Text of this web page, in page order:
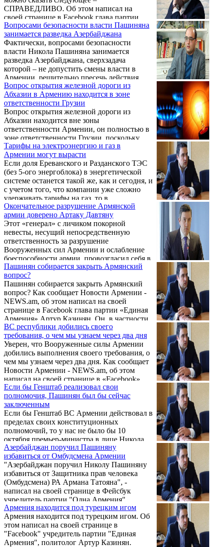
СПРАВЕДЛИВО. Об этом написал на
своей странице в Facebook глава партии
«Единая Армения», юрист Артур Казинян.
Вопросами безопасности власти Пашиняна
занимается разведка Азербайджана
Фактически, вопросами безопасности
власти Никола Пашиняна занимается
разведка Азербайджана, сверхзадача
которой – не допустить смены власти в
Армении, решительно пресечь действия
"реваншистов". Как сообщает Panorama.am,
об этом на своей странице в Facebook
написал экс-депутат парламента Армении,
председатель партии «Одна Армения»
Артур Казинян.
Вопрос открытия железной дороги из
Абхазии в Армению находится в зоне
ответственности Грузии
Вопрос открытия железной дороги из
Абхазии находится вне зоны
ответственности Армении, он полностью в
зоне ответственности Грузии, поскольку
граница с Абхазией в одностороннем
порядке была закрыта решением властей
этой страны. Об этом в беседе с
корреспондентом Новости Армении -
NEWS.am заявил член политического
совета партии "Одна Армения", доктор
политических наук, эксперт по
энергетической безопасности Ваге Давтян.
Тарифы на электроэнергию и газ в
Армении могут вырасти
Если доля Ереванского и Разданского ТЭС
(без 5-ого энергоблока) в энергетической
системе останется такой же, как и сегодня, и
с учетом того, что компании уже сложно
удерживать тарифы на газ, то в
краткосрочной перспективе (в течение года)
можно ожидать повышения тарифов на
электроэнергию в районе 10%. Об этом в
беседе с корреспондентом Новости
Армении-NEWS.am заявил член
политического совета партии "Одна
Армения", доктор политических наук,
эксперт по энергетической безопасности
Ваге Давтян.
Окончательное разрушение Армянской
армии доверено Артаку Давтяну
Этот «генерал» с личиком покорной
невесты, несущий непосредственную
ответственность за разрушение
Вооруженных сил Армении и ослабление
боеспособности армии, провозгласил себя в
рамках азербайджанской спецоперации
начальником Генштаба ВС. Как сообщает
aysor.am, об этом, имея в виду Артака
Давтяна, написал на своей странице в
Facebook председатель партии «Одна
Армения», юрист Артур Казинян.
Пашинян собирается закрыть Армянский
вопрос?
Пашинян собирается закрыть Армянский
вопрос? Как сообщает Новости Армении -
NEWS.am, об этом написал на своей
странице в Facebook глава партии «Единая
Армения» Артур Казинян. Он, в частности,
отметил:
ВС республики добились своего
требования, о чем мы узнаем через два дня
Уверен, что Вооруженные силы Армении
добились выполнения своего требования, о
чем мы узнаем через два дня. Как сообщает
Новости Армении - NEWS.am, об этом
написал на своей странице в «Facebook»
глава партии «Единая Армения» Артур
Казинян.
Если бы Генштаб реализовал свои
полномочия, Пашинян был бы сейчас
заключенным
Если бы Генштаб ВС Армении действовал в
пределах своих конституционных
полномочий, то у нас не было бы 10
октября премьер-министра в лице Никола
Пашиняна. Как заявил 19 февраля на
встрече с журналистами лидер партии
«Одна Армения» Артур Казинян, в этом
случае Пашинян был бы заключен в
подвале одной из воинских частей в
качестве обвиняемого.
Азербайджан поручил Пашиняну
избавиться от Омбудсмена Армении
"Азербайджан поручил Николу Пашиняну
избавиться от Защитника прав человека
(Омбудсмена) РА Армана Татояна", -
написал на своей странице в Фейсбук
учредитель партии "Одна Армения"
кандидат юридических наук Артур
Казинян.
Армения находится под турецким игом
Армения находится под турецким игом. Об
этом написал на своей странице в
"Facebook" учредитель партии "Единая
Армения", политолог Артур Казинян.